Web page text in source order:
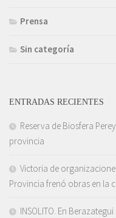
Prensa
Sin categoría
ENTRADAS RECIENTES
Reserva de Biosfera
provincia
Victoria de
Provincia frenó obras en la
INSOLITO. En